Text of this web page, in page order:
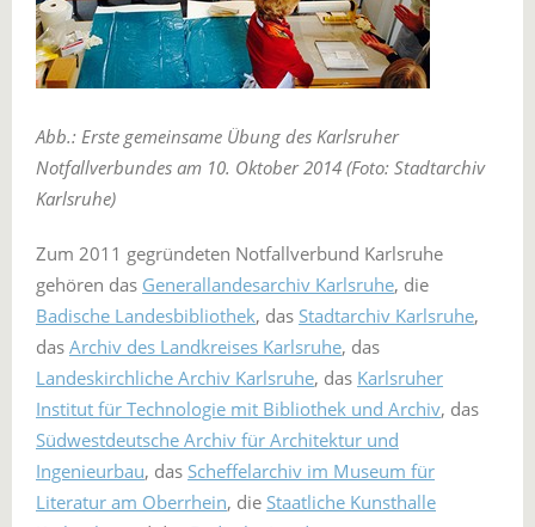
Abb.: Erste gemeinsame Übung des Karlsruher
Notfallverbundes am 10. Oktober 2014 (Foto: Stadtarchiv
Karlsruhe)
Zum 2011 gegründeten Notfallverbund Karlsruhe
gehören das Generallandesarchiv Karlsruhe, die
Badische Landesbibliothek, das Stadtarchiv Karlsruhe,
das Archiv des Landkreises Karlsruhe, das
Landeskirchliche Archiv Karlsruhe, das Karlsruher
Institut für Technologie mit Bibliothek und Archiv, das
Südwestdeutsche Archiv für Architektur und
Ingenieurbau, das Scheffelarchiv im Museum für
Literatur am Oberrhein, die Staatliche Kunsthalle